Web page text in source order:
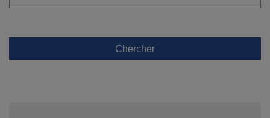
Chercher